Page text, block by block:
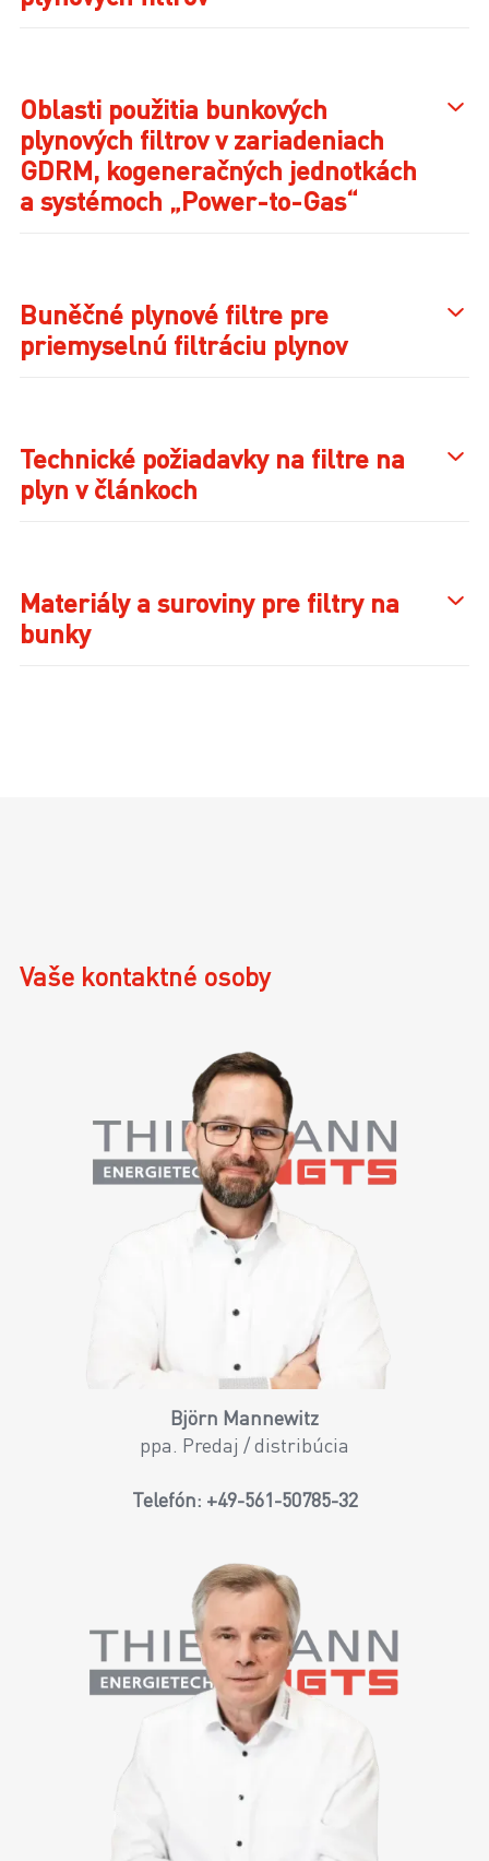
Oblasti použitia bunkových
plynových filtrov v zariadeniach
GDRM, kogeneračných jednotkách
a systémoch „Power-to-Gas“
Buněčné plynové filtre pre
priemyselnú filtráciu plynov
Technické požiadavky na filtre na
plyn v článkoch
Materiály a suroviny pre filtry na
bunky
Vaše kontaktné osoby
Björn Mannewitz
ppa. Predaj / distribúcia
Telefón: +49-561-50785-32